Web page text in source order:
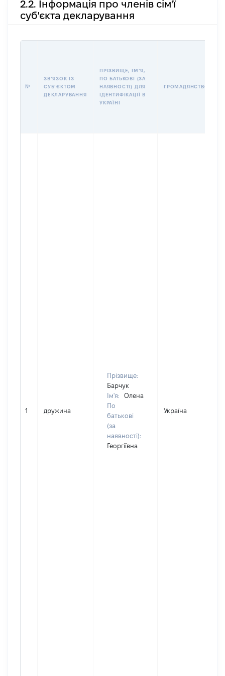
2.2. Інформація про членів сім'ї
суб'єкта декларування
№
ЗВʼЯЗОК ІЗ
СУБʼЄКТОМ
ДЕКЛАРУВАННЯ
ПРІЗВИЩЕ, ІМʼЯ,
ПО БАТЬКОВІ (ЗА
НАЯВНОСТІ) ДЛЯ
ІДЕНТИФІКАЦІЇ В
УКРАЇНІ
ГРОМАДЯНСТВО
1 дружина
Прізвище:
Барчук
Ім'я:
Олена
По
батькові
(за
наявності):
Георгіївна
Україна